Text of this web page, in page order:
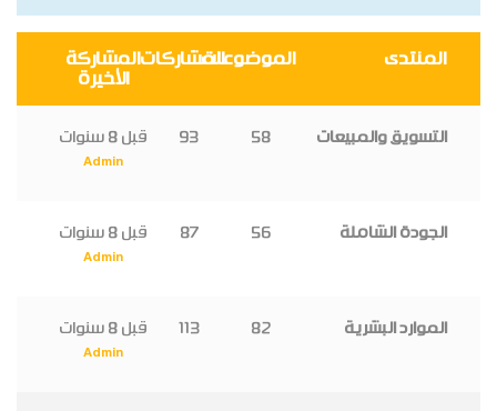
المنتدى الموضوعاتالمشاركاتالمشاركة
الأخيرة
التسويق والمبيعات 58
93 قبل 8 سنوات
Admin
الجودة الشاملة 56
87 قبل 8 سنوات
Admin
الموارد البشرية 82
113 قبل 8 سنوات
Admin